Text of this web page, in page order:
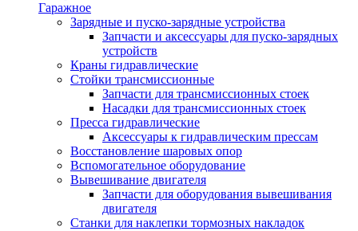
Гаражное
Зарядные и пуско-зарядные устройства
Запчасти и аксессуары для пуско-зарядных
устройств
Краны гидравлические
Стойки трансмиссионные
Запчасти для трансмиссионных стоек
Насадки для трансмиссионных стоек
Пресса гидравлические
Аксессуары к гидравлическим прессам
Восстановление шаровых опор
Вспомогательное оборудование
Вывешивание двигателя
Запчасти для оборудования вывешивания
двигателя
Станки для наклепки тормозных накладок